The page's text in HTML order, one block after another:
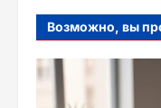
Возможно, вы